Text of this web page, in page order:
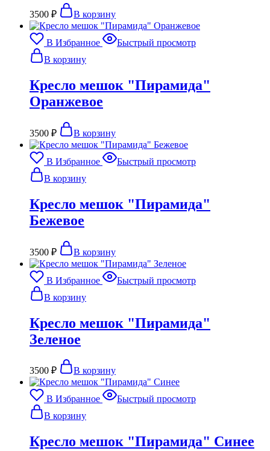
3500 ₽ В корзину
В Избранное
Быстрый просмотр
В корзину
Кресло мешок "Пирамида"
Оранжевое
3500 ₽ В корзину
В Избранное
Быстрый просмотр
В корзину
Кресло мешок "Пирамида"
Бежевое
3500 ₽ В корзину
В Избранное
Быстрый просмотр
В корзину
Кресло мешок "Пирамида"
Зеленое
3500 ₽ В корзину
В Избранное
Быстрый просмотр
В корзину
Кресло мешок "Пирамида" Синее